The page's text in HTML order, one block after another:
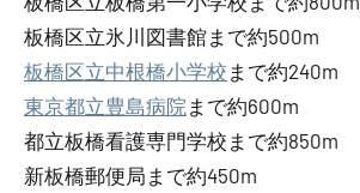
板橋区立氷川図書館まで約500m
板橋区立中根橋小学校 まで約240m
東京都立豊島病院 まで約600m
都立板橋看護専門学校まで約850m
新板橋郵便局まで約450m